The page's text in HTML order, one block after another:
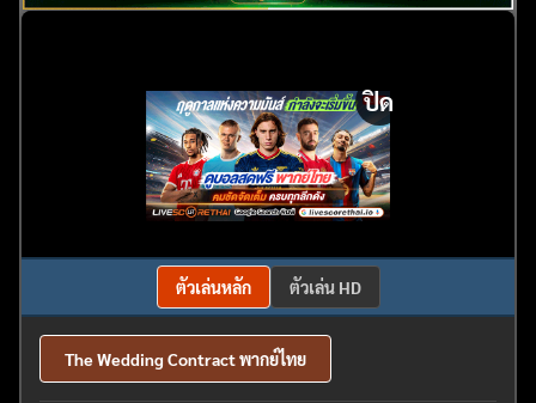
ปิด
ตัวเล่นหลัก ตัวเล่น HD
The Wedding Contract พากย์ไทย